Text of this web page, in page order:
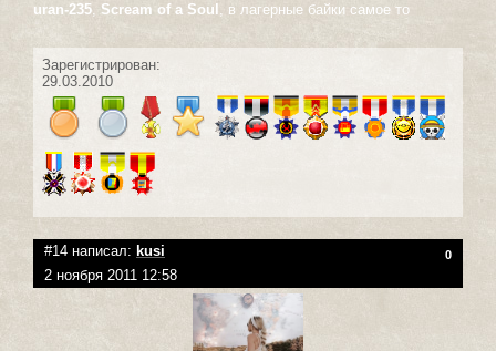
uran-235, Scream of a Soul , в лагерные байки самое то
Зарегистрирован:
29.03.2010
#14 написал: kusi 0
2 ноября 2011 12:58